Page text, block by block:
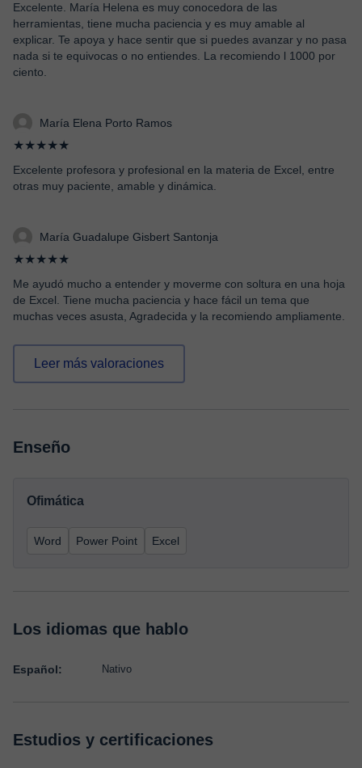
Excelente. María Helena es muy conocedora de las
herramientas, tiene mucha paciencia y es muy amable al
explicar. Te apoya y hace sentir que si puedes avanzar y no pasa
nada si te equivocas o no entiendes. La recomiendo l 1000 por
ciento.
María Elena Porto Ramos
★★★★★
Excelente profesora y profesional en la materia de Excel, entre
otras muy paciente, amable y dinámica.
María Guadalupe Gisbert Santonja
★★★★★
Me ayudó mucho a entender y moverme con soltura en una hoja
de Excel. Tiene mucha paciencia y hace fácil un tema que
muchas veces asusta, Agradecida y la recomiendo ampliamente.
Leer más valoraciones
Enseño
Ofimática
Word Power Point Excel
Los idiomas que hablo
Español: Nativo
Estudios y certificaciones